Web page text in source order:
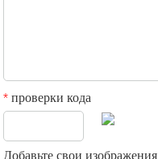
*проверки кода